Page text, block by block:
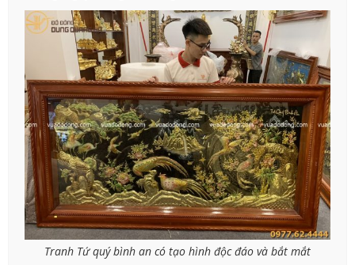
Tranh Tứ quý bình an có tạo hình độc đáo và bắt mắt